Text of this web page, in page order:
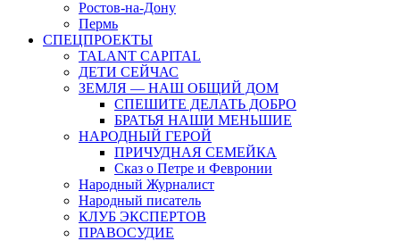
Ростов-на-Дону
Пермь
СПЕЦПРОЕКТЫ
TALANT CAPITAL
ДЕТИ СЕЙЧАС
ЗЕМЛЯ — НАШ ОБЩИЙ ДОМ
СПЕШИТЕ ДЕЛАТЬ ДОБРО
БРАТЬЯ НАШИ МЕНЬШИЕ
НАРОДНЫЙ ГЕРОЙ
ПРИЧУДНАЯ СЕМЕЙКА
Сказ о Петре и Февронии
Народный Журналист
Народный писатель
КЛУБ ЭКСПЕРТОВ
ПРАВОСУДИЕ